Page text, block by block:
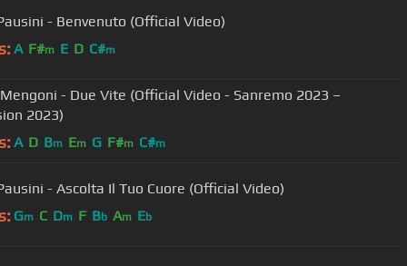
- Benvenuto (Official Video)
A F#m E D C#m
- Due Vite (Official Video - Sanremo 2023 –
2023)
A D Bm Em G F#m C#m
- Ascolta Il Tuo Cuore (Official Video)
Gm C Dm F Bb Am Eb